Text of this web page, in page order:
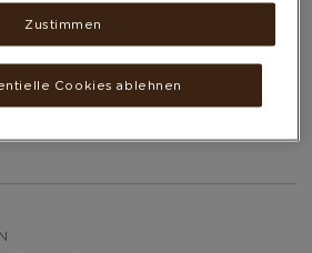
Cookies ablehnen
Zustimmen